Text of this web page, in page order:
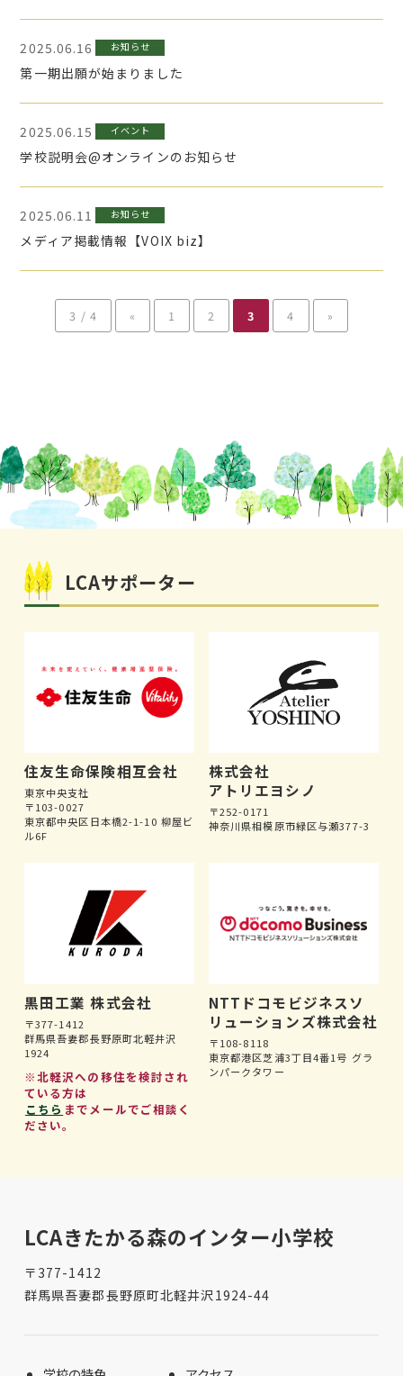
2025.06.16 お知らせ
第一期出願が始まりました
2025.06.15 イベント
学校説明会@オンラインのお知らせ
2025.06.11 お知らせ
メディア掲載情報【VOIX biz】
3 / 4 « 1 2 3 4 »
LCAサポーター
住友生命保険相互会社
東京中央支社
〒103-0027
東京都中央区日本橋2-1-10 柳屋ビ
ル6F
株式会社
アトリエヨシノ
〒252-0171
神奈川県相模原市緑区与瀬377-3
黒田工業 株式会社
〒377-1412
群馬県吾妻郡長野原町北軽井沢
1924
※北軽沢への移住を検討され
ている方は
こちら までメールでご相談く
ださい。
NTTドコモビジネスソ
リューションズ株式会社
〒108-8118
東京都港区芝浦3丁目4番1号 グラ
ンパークタワー
LCAきたかる森のインター小学校
〒377-1412
群馬県吾妻郡長野原町北軽井沢1924-44